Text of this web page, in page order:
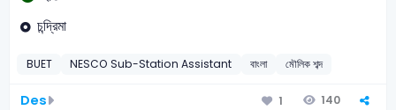
চন্দ্রিমা
BUET NESCO Sub-Station Assistant বাংলা মৌলিক শব্দ
Des 1 140